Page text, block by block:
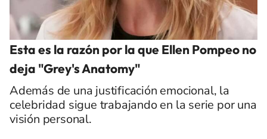
Esta es la razón por la que Ellen Pompeo no
deja "Grey's Anatomy"
Además de una justificación emocional, la
celebridad sigue trabajando en la serie por una
visión personal.